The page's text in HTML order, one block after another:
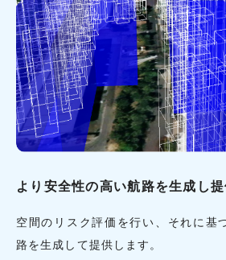
より安全性の高い航路を生成し
空間のリスク評価を行い、それに基
路を生成して提供します。